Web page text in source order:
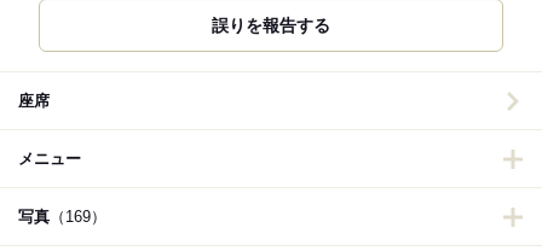
誤りを報告する
座席
メニュー
写真 （169）